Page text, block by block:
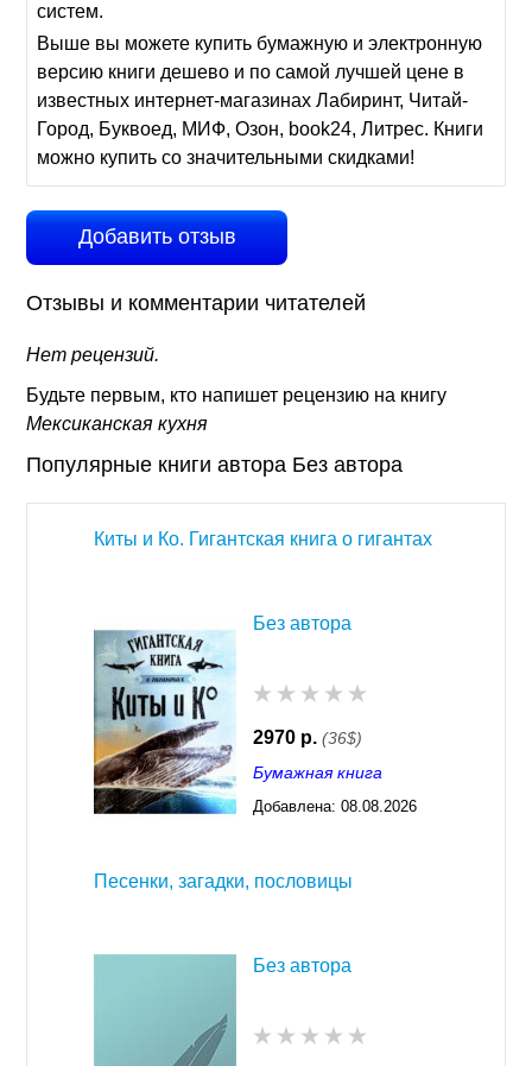
систем.
Выше вы можете купить бумажную и электронную
версию книги дешево и по самой лучшей цене в
известных интернет-магазинах Лабиринт, Читай-
Город, Буквоед, МИФ, Озон, book24, Литрес. Книги
можно купить со значительными скидками!
Добавить отзыв
Отзывы и комментарии читателей
Нет рецензий.
Будьте первым, кто напишет рецензию на книгу
Мексиканская кухня
Популярные книги автора Без автора
Киты и Ко. Гигантская книга о гигантах
Без автора
2970 р. (36$)
Бумажная книга
Добавлена: 08.08.2026
Песенки, загадки, пословицы
Без автора